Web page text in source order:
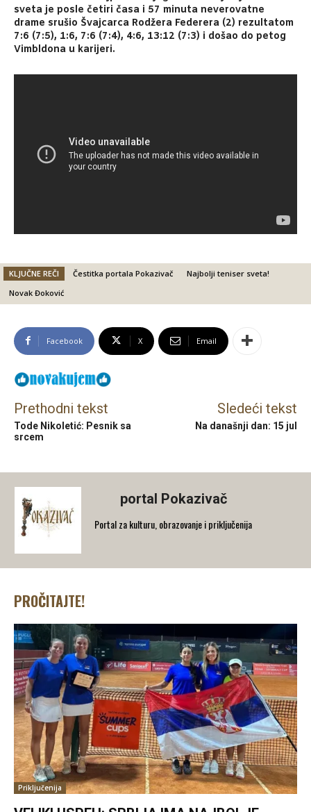
sveta je posle četiri časa i 57 minuta neverovatne
drame srušio Švajcarca Rodžera Federera (2) rezultatom
7:6 (7:5), 1:6, 7:6 (7:4), 4:6, 13:12 (7:3) i došao do petog
Vimbldona u karijeri.
KLJUČNE REČI Čestitka portala Pokazivač
Najbolji teniser sveta!
Novak Đoković
Facebook X Email
Prethodni tekst
Tode Nikoletić: Pesnik sa
srcem
Sledeći tekst
Na današnji dan: 15 jul
portal Pokazivač
Portal za kulturu, obrazovanje i priključenija
PROČITAJTE!
Priključenija